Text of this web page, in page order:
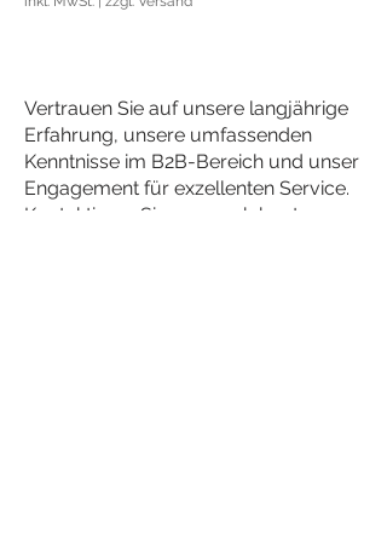
Vertrauen Sie auf unsere langjährige
Erfahrung, unsere umfassenden
Kenntnisse im B2B-Bereich und unser
Engagement für exzellenten Service.
Kontaktieren Sie uns noch heute, um